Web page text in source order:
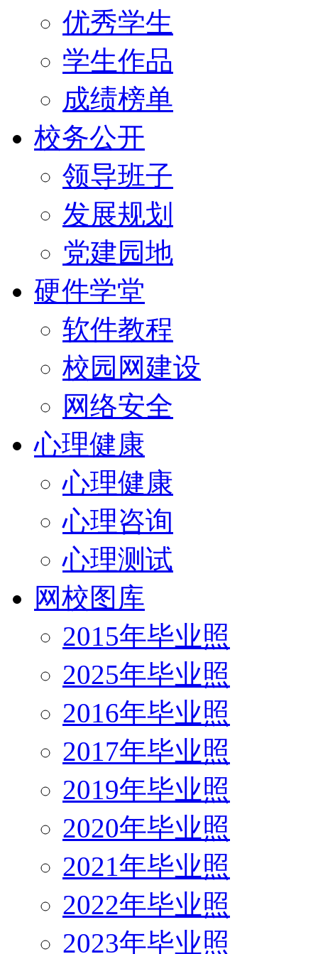
优秀学生
学生作品
成绩榜单
校务公开
领导班子
发展规划
党建园地
硬件学堂
软件教程
校园网建设
网络安全
心理健康
心理健康
心理咨询
心理测试
网校图库
2015年毕业照
2025年毕业照
2016年毕业照
2017年毕业照
2019年毕业照
2020年毕业照
2021年毕业照
2022年毕业照
2023年毕业照